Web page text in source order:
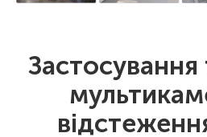
Застосування